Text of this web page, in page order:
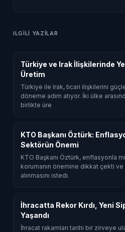
ILGILI YAZILAR
Türkiye ve Irak İlişkilerinde
Üretim
Türkiye ile Irak, ticari ilişkilerini
döneme adım atıyor. İki ülke
birlikte üre
KTO Başkanı Öztürk:
Sektörün Önemi
KTO Başkanı Öztürk, enflasyonla
korumanın önemine dikkat çekti
alınmasını istedi.
İhracatta Rekor Kırdı, Yeni
Yaşandı
İhracat rakamları tarihi bir zirveye